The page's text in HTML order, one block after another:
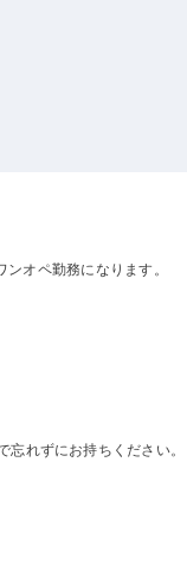
オペ勤務になります。
れずにお持ちください。